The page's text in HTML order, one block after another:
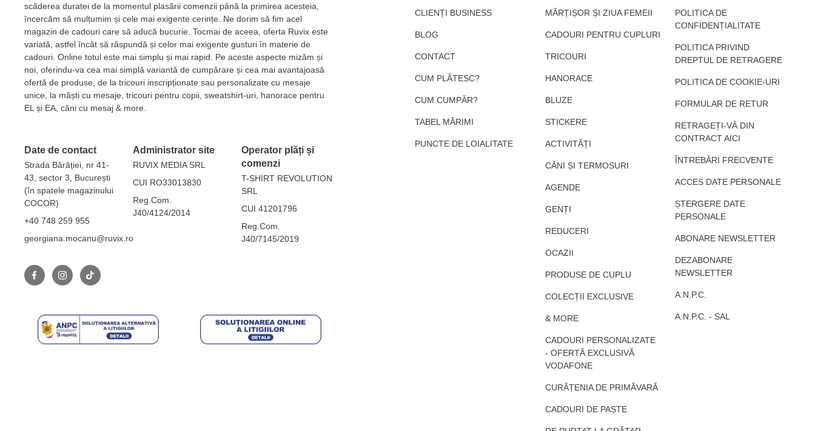
scăderea duratei de la momentul plasării comenzii până la primirea acesteia,
încercăm să mulțumim și cele mai exigente cerințe. Ne dorim să fim acel
magazin de cadouri care să aducă bucurie. Tocmai de aceea, oferta Ruvix este
variată, astfel încât să răspundă și celor mai exigente gusturi în materie de
cadouri. Online totul este mai simplu și mai rapid. Pe aceste aspecte mizăm și
noi, oferindu-va cea mai simplă variantă de cumpărare și cea mai avantajoasă
ofertă de produse, de la tricouri inscripționate sau personalizate cu mesaje
unice, la măști cu mesaje, tricouri pentru copii, sweatshirt-uri, hanorace pentru
EL și EA, căni cu mesaj & more.
Date de contact
Strada Bărăției, nr 41-
43, sector 3, București
(în spatele magazinului
COCOR)
+40 748 259 955
georgiana.mocanu@ruvix.ro
Administrator site
RUVIX MEDIA SRL
CUI RO33013830
Reg.Com.
J40/4124/2014
Operator plăți și
comenzi
T-SHIRT REVOLUTION
SRL
CUI 41201796
Reg.Com.
J40/7145/2019
CLIENȚI BUSINESS
BLOG
CONTACT
CUM PLĂTESC?
CUM CUMPĂR?
TABEL MĂRIMI
PUNCTE DE LOIALITATE
MĂRȚIȘOR ȘI ZIUA FEMEII
CADOURI PENTRU CUPLURI
TRICOURI
HANORACE
BLUZE
STICKERE
ACTIVITĂȚI
CĂNI ȘI TERMOSURI
AGENDE
GENȚI
REDUCERI
OCAZII
PRODUSE DE CUPLU
COLECȚII EXCLUSIVE
& MORE
CADOURI PERSONALIZATE
- OFERTĂ EXCLUSIVĂ
VODAFONE
CURĂȚENIA DE PRIMĂVARĂ
CADOURI DE PAȘTE
POLITICA DE
CONFIDENȚIALITATE
POLITICA PRIVIND
DREPTUL DE RETRAGERE
POLITICA DE COOKIE-URI
FORMULAR DE RETUR
RETRAGEȚI-VĂ DIN
CONTRACT AICI
ÎNTREBĂRI FRECVENTE
ACCES DATE PERSONALE
ȘTERGERE DATE
PERSONALE
ABONARE NEWSLETTER
DEZABONARE
NEWSLETTER
A.N.P.C.
A.N.P.C. - SAL